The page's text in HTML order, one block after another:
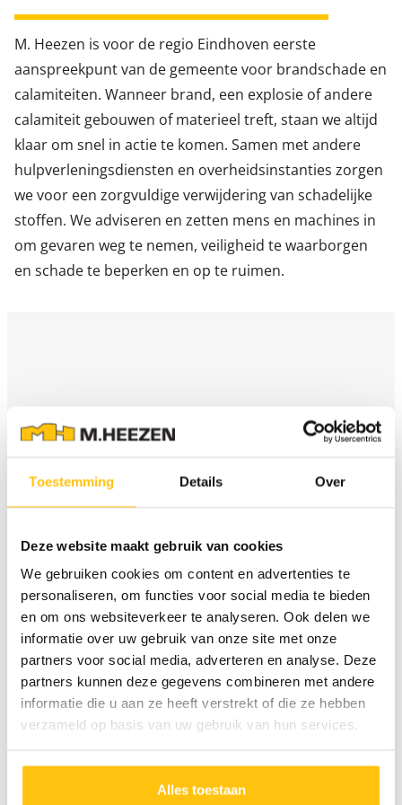
Toestemming Details Over
Deze website maakt gebruik van cookies
We gebruiken cookies om content en advertenties te
personaliseren, om functies voor social media te bieden
en om ons websiteverkeer te analyseren. Ook delen we
informatie over uw gebruik van onze site met onze
partners voor social media, adverteren en analyse. Deze
partners kunnen deze gegevens combineren met andere
informatie die u aan ze heeft verstrekt of die ze hebben
verzameld op basis van uw gebruik van hun services.
Alles toestaan
M. Heezen is voor de regio Eindhoven eerste
aanspreekpunt van de gemeente voor brandschade en
calamiteiten. Wanneer brand, een explosie of andere
calamiteit gebouwen of materieel treft, staan we altijd
klaar om snel in actie te komen. Samen met andere
hulpverleningsdiensten en overheidsinstanties zorgen
we voor een zorgvuldige verwijdering van schadelijke
stoffen. We adviseren en zetten mens en machines in
om gevaren weg te nemen, veiligheid te waarborgen
en schade te beperken en op te ruimen.
Brandweer en M.
Heezen samen sterk
voor morgen
autobanden in brand. Pas na vijf dagen werd, met
behulp van M. Heezen, het vuur gedoofd. Terwijl de